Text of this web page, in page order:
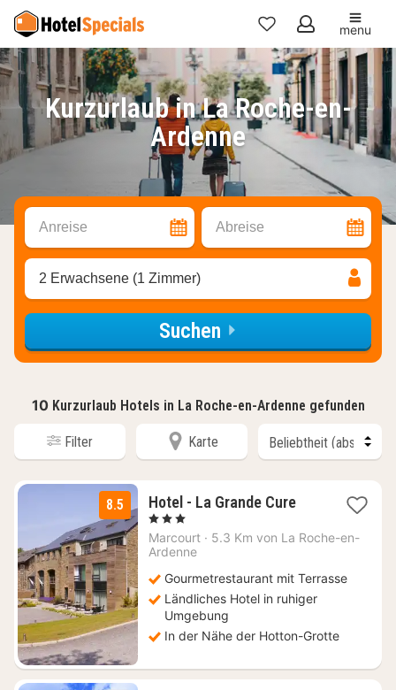
Meine
Favoriten
menu
Kurzurlaub in La Roche-en-
Ardenne
Anreise Abreise
2 Erwachsene (1 Zimmer)
Suchen
10 Kurzurlaub Hotels in La Roche-en-Ardenne gefunden
Filter Karte
8.5 Hotel - La Grande Cure3
ab
, 3 Sterne
Marcourt · 5.3 Km von La Roche-en-
Ardenne
Gourmetrestaurant mit Terrasse
Ländliches Hotel in ruhiger
Umgebung
In der Nähe der Hotton-Grotte